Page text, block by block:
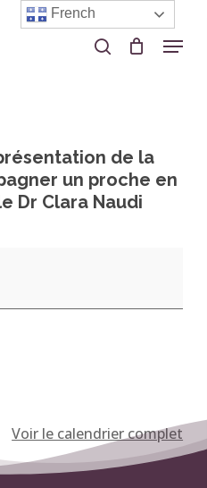
search Menu
de la
un proche en
Dr Clara Naudi
Voir le calendrier complet
Close
French